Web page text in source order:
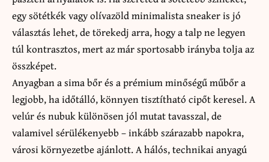
egy sötétkék vagy olívazöld minimalista sneaker is jó
választás lehet, de törekedj arra, hogy a talp ne legyen
túl kontrasztos, mert az már sportosabb irányba tolja az
összképet.
Anyagban a sima bőr és a prémium minőségű műbőr a
legjobb, ha időtálló, könnyen tisztítható cipőt keresel. A
velúr és nubuk különösen jól mutat tavasszal, de
valamivel sérülékenyebb – inkább szárazabb napokra,
városi környezetbe ajánlott. A hálós, technikai anyagú